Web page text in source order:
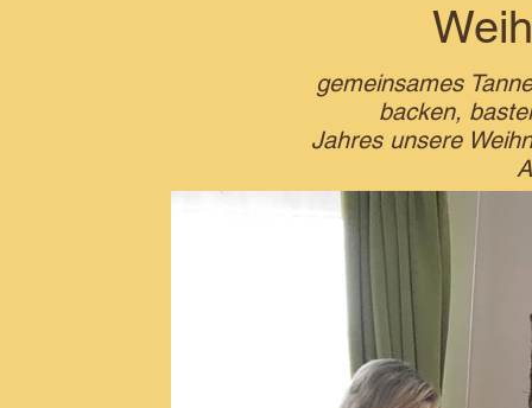
gemeinsames
backen,
Jahres unsere